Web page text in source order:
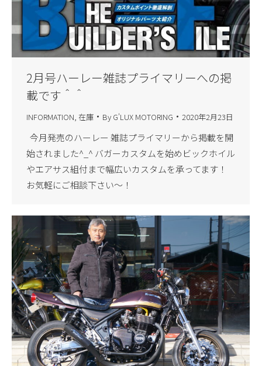
2月号ハーレー雑誌プライマリーへの掲
載です＾＾
INFORMATION 在庫 By G'LUX MOTORING 2020年2月23日
今月発売のハーレー 雑誌プライマリーから掲載を開
始されました^_^ バガーカスタムを始めビックホイル
やエアサス組付まで幅広いカスタムを承ってます！
お気軽にご相談下さい〜！